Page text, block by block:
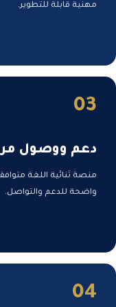
مهنية قابلة للتطوير.
03
دعم ووصول
منصة ثنائية اللغة
واضحة للدعم والتواصل.
04